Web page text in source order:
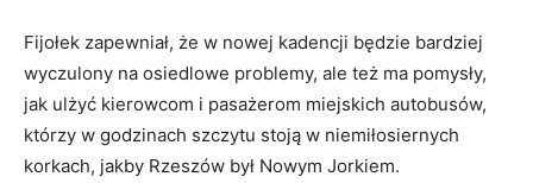
Fijołek zapewniał, że w nowej kadencji będzie bardziej
wyczulony na osiedlowe problemy, ale też ma pomysły,
jak ulżyć kierowcom i pasażerom miejskich autobusów,
którzy w godzinach szczytu stoją w niemiłosiernych
korkach, jakby Rzeszów był Nowym Jorkiem.